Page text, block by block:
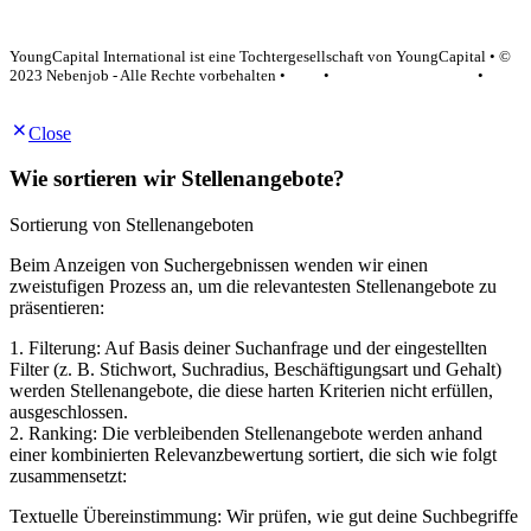
YoungCapital International ist eine Tochtergesellschaft von YoungCapital • ©
2023 Nebenjob - Alle Rechte vorbehalten •
•
•
Close
Wie sortieren wir Stellenangebote?
Sortierung von Stellenangeboten
Beim Anzeigen von Suchergebnissen wenden wir einen
zweistufigen Prozess an, um die relevantesten Stellenangebote zu
präsentieren:
1. Filterung: Auf Basis deiner Suchanfrage und der eingestellten
Filter (z. B. Stichwort, Suchradius, Beschäftigungsart und Gehalt)
werden Stellenangebote, die diese harten Kriterien nicht erfüllen,
ausgeschlossen.
2. Ranking: Die verbleibenden Stellenangebote werden anhand
einer kombinierten Relevanzbewertung sortiert, die sich wie folgt
zusammensetzt:
Textuelle Übereinstimmung: Wir prüfen, wie gut deine Suchbegriffe